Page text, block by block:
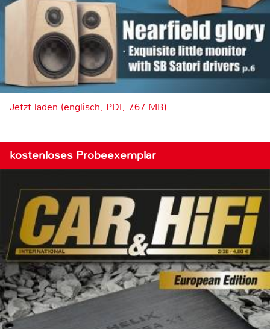
Jetzt laden (englisch, PDF, 7.67 MB)
kostenloses Probeexemplar